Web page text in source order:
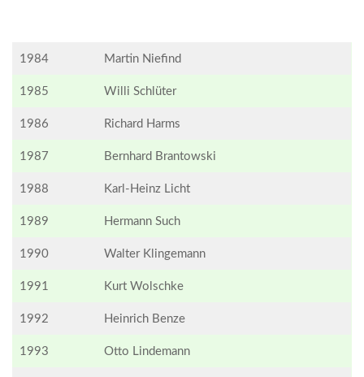
1984 Martin Niefind
1985 Willi Schlüter
1986 Richard Harms
1987 Bernhard Brantowski
1988 Karl-Heinz Licht
1989 Hermann Such
1990 Walter Klingemann
1991 Kurt Wolschke
1992 Heinrich Benze
1993 Otto Lindemann